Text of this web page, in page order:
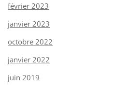
février 2023
janvier 2023
octobre 2022
janvier 2022
juin 2019